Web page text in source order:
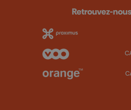
Retrouvez-